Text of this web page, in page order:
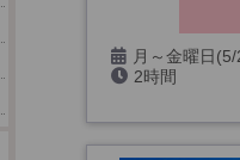
月～金曜日
24・25・31、1/
最小催行人数
2時間